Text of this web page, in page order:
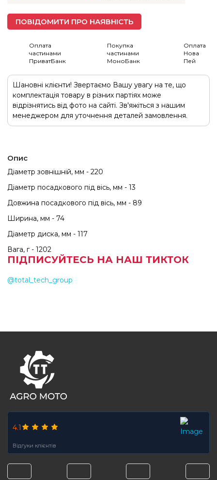
ПОВІДОМИТИ ПРО НАЯВНІСТЬ
Оплата
частинами
ПриватБанк
Покупка
частинами
МоноБанк
Оплата
Нова
Пей
Шановні клієнти! Звертаємо Вашу увагу на те, що
комплектація товару в різних партіях може
відрізнятись від фото на сайті. Зв'яжіться з нашим
менеджером для уточнення деталей замовлення.
Опис
Діаметр зовнішній, мм - 220
Діаметр посадкового під вісь, мм - 13
Довжина посадкового під вісь, мм - 89
Ширина, мм - 74
Діаметр диска, мм - 117
Вага, г - 1202
ПІДПИСУЙТЕСЬ НА НАШ ТИКТОК
@total_tech_group
4.1
Відгуки клієнтів